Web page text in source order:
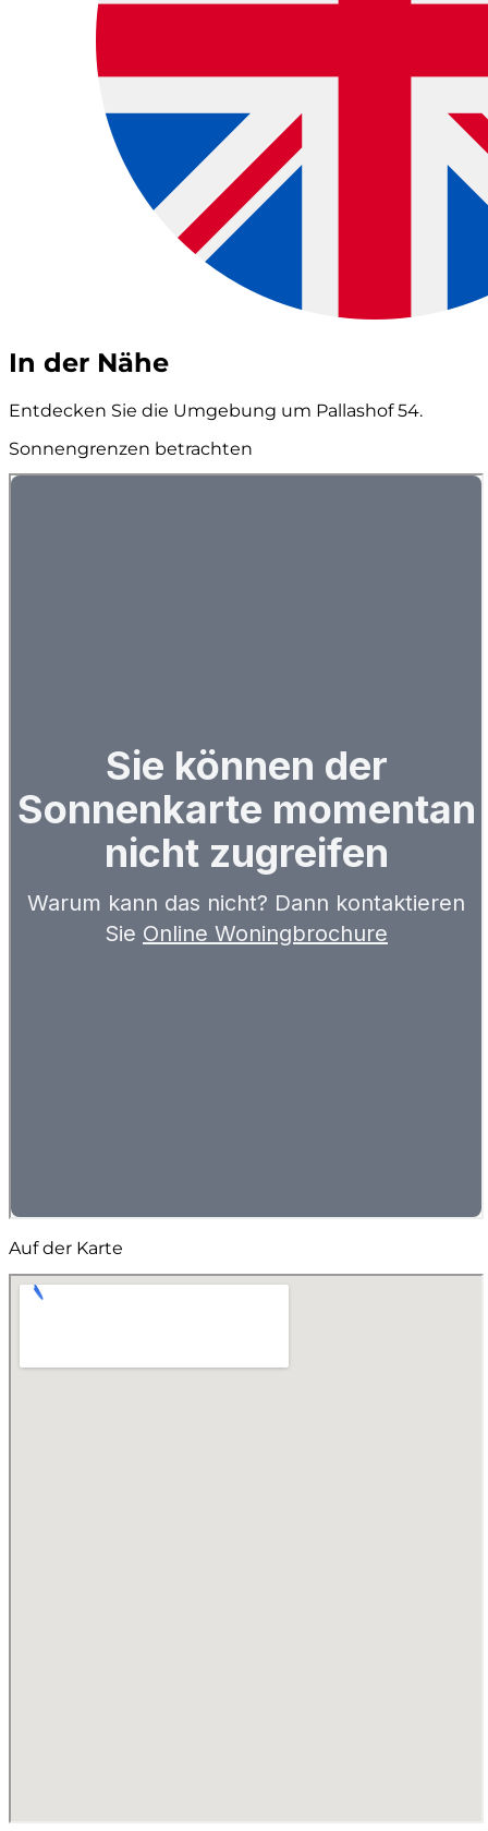
In der Nähe
Entdecken Sie die Umgebung um Pallashof 54.
Sonnengrenzen betrachten
Auf der Karte